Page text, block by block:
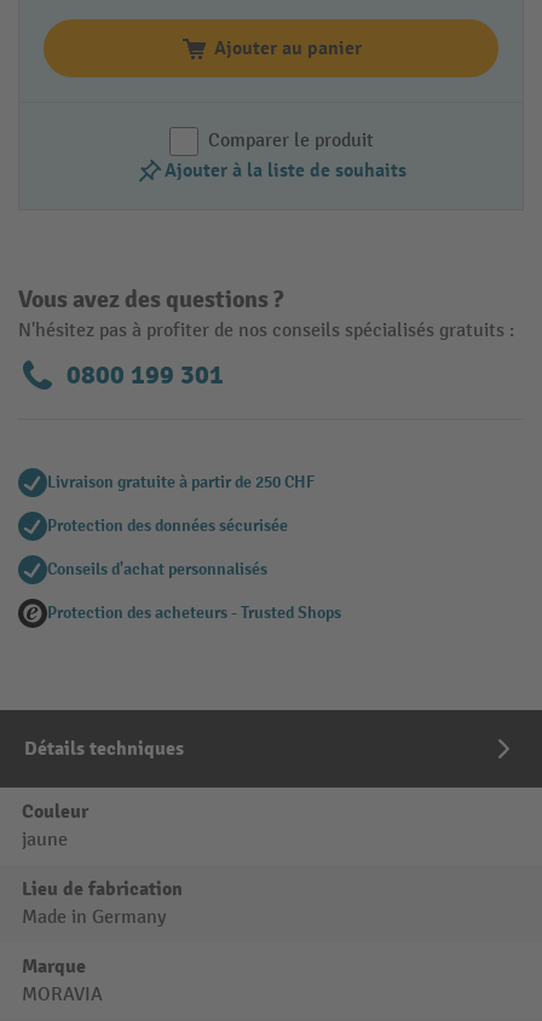
Ajouter au panier
Comparer le produit
Ajouter à la liste de souhaits
Vous avez des questions ?
N'hésitez pas à profiter de nos conseils spécialisés gratuits :
0800 199 301
Livraison gratuite à partir de 250 CHF
Protection des données sécurisée
Conseils d'achat personnalisés
Protection des acheteurs - Trusted Shops
Détails techniques
Couleur
jaune
Lieu de fabrication
Made in Germany
Marque
MORAVIA